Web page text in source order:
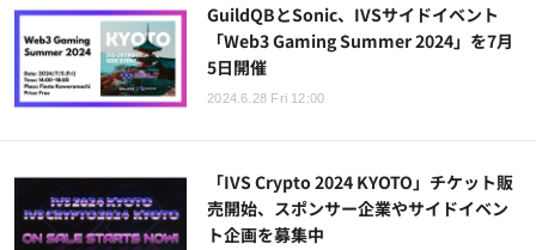
GuildQBとSonic、IVSサイドイベント
「Web3 Gaming Summer 2024」を7月
5日開催
2024.6.28 Fri 12:00
「IVS Crypto 2024 KYOTO」チケット販
売開始、スポンサー企業やサイドイベン
ト企画を募集中